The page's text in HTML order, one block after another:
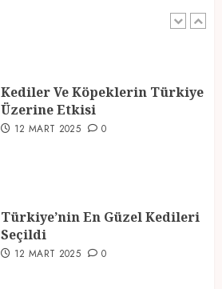
Kediler Ve Köpeklerin Türkiye
Üzerine Etkisi
12 MART 2025 0
Türkiye’nin En Güzel Kedileri
Seçildi
12 MART 2025 0